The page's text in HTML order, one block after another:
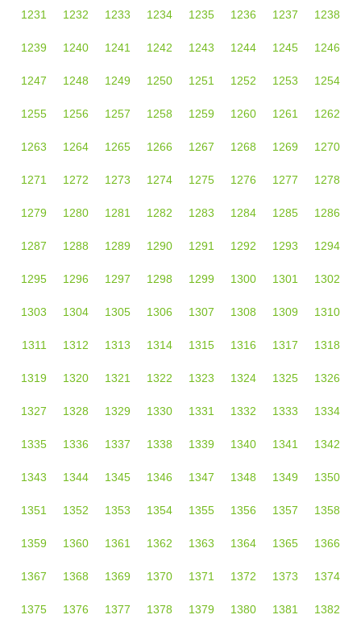
1231 1232 1233 1234 1235 1236 1237 1238
1239 1240 1241 1242 1243 1244 1245 1246
1247 1248 1249 1250 1251 1252 1253 1254
1255 1256 1257 1258 1259 1260 1261 1262
1263 1264 1265 1266 1267 1268 1269 1270
1271 1272 1273 1274 1275 1276 1277 1278
1279 1280 1281 1282 1283 1284 1285 1286
1287 1288 1289 1290 1291 1292 1293 1294
1295 1296 1297 1298 1299 1300 1301 1302
1303 1304 1305 1306 1307 1308 1309 1310
1311 1312 1313 1314 1315 1316 1317 1318
1319 1320 1321 1322 1323 1324 1325 1326
1327 1328 1329 1330 1331 1332 1333 1334
1335 1336 1337 1338 1339 1340 1341 1342
1343 1344 1345 1346 1347 1348 1349 1350
1351 1352 1353 1354 1355 1356 1357 1358
1359 1360 1361 1362 1363 1364 1365 1366
1367 1368 1369 1370 1371 1372 1373 1374
1375 1376 1377 1378 1379 1380 1381 1382